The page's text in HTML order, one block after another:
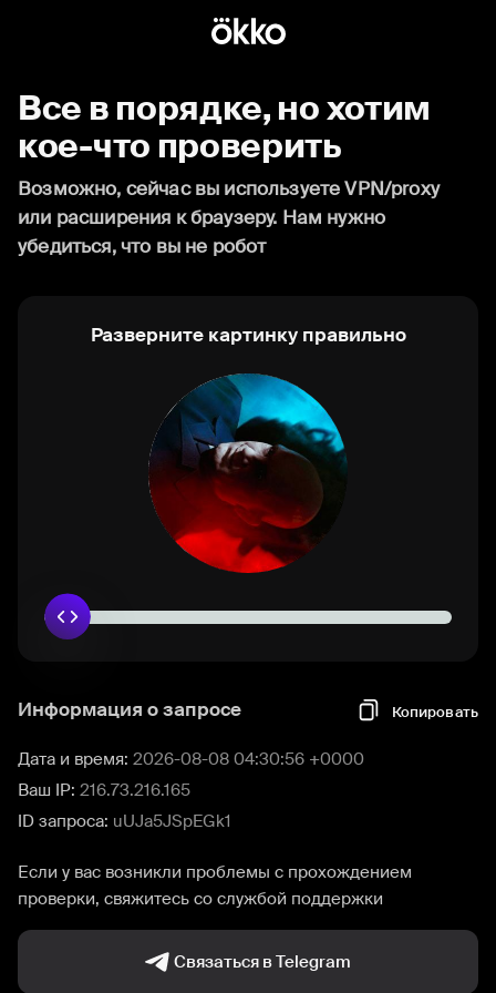
Все в порядке, но хотим
кое-что проверить
Возможно, сейчас вы используете VPN/proxy
или расширения к браузеру. Нам нужно
убедиться, что вы не робот
Разверните картинку правильно
Информация о запросе Копировать
Дата и время: 2026-08-08 04:30:56 +0000
Ваш IP: 216.73.216.165
ID запроса: uUJa5JSpEGk1
Если у вас возникли проблемы с прохождением
проверки, свяжитесь со службой поддержки
Связаться в Telegram